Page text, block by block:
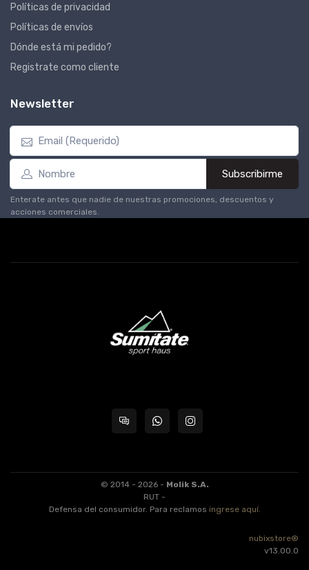
Políticas de privacidad
Políticas de envíos
Dónde está mi pedido?
Registrate como cliente
Newsletter
Subscribirme
Enterate antes que nadie de nuestras promociones, descuentos y
acciones comerciales.
© 2014 - 2026 - Molik S.A.
RUT -
Defensa del consumidor. Para reclamos ingrese aquí.
nubixstore®
v13.00.0